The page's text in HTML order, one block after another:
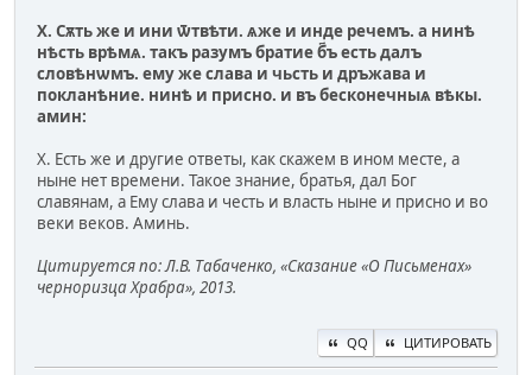
X. Сѫть же и ини ѿтвѣти. ѧже и инде речемъ. а нинѣ
нѣсть врѣмѧ. такъ разумъ братие б҃ъ есть далъ
словѣнѡмъ. ему же слава и чьсть и дръжава и
покланѣние. нинѣ и присно. и въ бесконечныѧ вѣкы.
амин:
X. Есть же и другие ответы, как скажем в ином месте, а
ныне нет времени. Такое знание, братья, дал Бог
славянам, а Ему слава и честь и власть ныне и присно и во
веки веков. Аминь.
Цитируется по: Л.В. Табаченко, «Сказание «О Письменах»
черноризца Храбра», 2013.
QQ ЦИТИРОВАТЬ